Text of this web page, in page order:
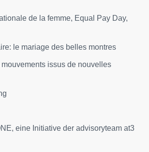
de la femme, Equal Pay Day,
le mariage des belles montres
issus de nouvelles
eine Initiative der advisoryteam at3